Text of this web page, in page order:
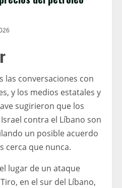
conversaciones con
y los medios estatales y
sugirieron que los
contra el Líbano son
un posible acuerdo
cerca que nunca.
lugar de un ataque
en el sur del Líbano,